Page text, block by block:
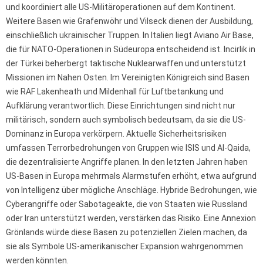
und koordiniert alle US-Militäroperationen auf dem Kontinent.
Weitere Basen wie Grafenwöhr und Vilseck dienen der Ausbildung,
einschließlich ukrainischer Truppen. In Italien liegt Aviano Air Base,
die für NATO-Operationen in Südeuropa entscheidend ist. Incirlik in
der Türkei beherbergt taktische Nuklearwaffen und unterstützt
Missionen im Nahen Osten. Im Vereinigten Königreich sind Basen
wie RAF Lakenheath und Mildenhall für Luftbetankung und
Aufklärung verantwortlich. Diese Einrichtungen sind nicht nur
militärisch, sondern auch symbolisch bedeutsam, da sie die US-
Dominanz in Europa verkörpern. Aktuelle Sicherheitsrisiken
umfassen Terrorbedrohungen von Gruppen wie ISIS und Al-Qaida,
die dezentralisierte Angriffe planen. In den letzten Jahren haben
US-Basen in Europa mehrmals Alarmstufen erhöht, etwa aufgrund
von Intelligenz über mögliche Anschläge. Hybride Bedrohungen, wie
Cyberangriffe oder Sabotageakte, die von Staaten wie Russland
oder Iran unterstützt werden, verstärken das Risiko. Eine Annexion
Grönlands würde diese Basen zu potenziellen Zielen machen, da
sie als Symbole US-amerikanischer Expansion wahrgenommen
werden könnten.